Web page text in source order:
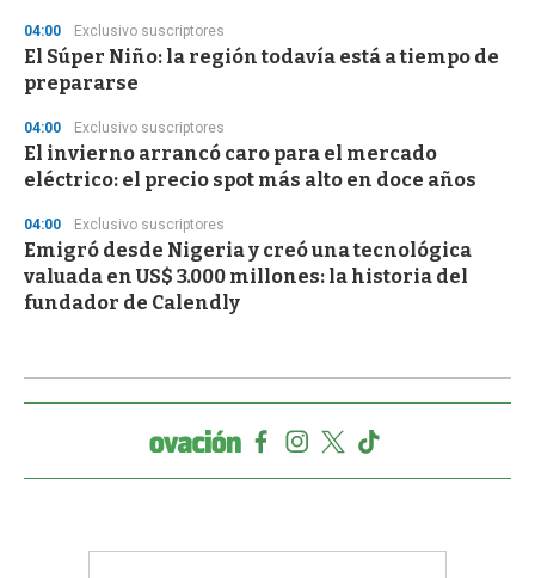
04:00 Exclusivo suscriptores
El Súper Niño: la región todavía está a tiempo de
prepararse
04:00 Exclusivo suscriptores
El invierno arrancó caro para el mercado
eléctrico: el precio spot más alto en doce años
04:00 Exclusivo suscriptores
Emigró desde Nigeria y creó una tecnológica
valuada en US$ 3.000 millones: la historia del
fundador de Calendly